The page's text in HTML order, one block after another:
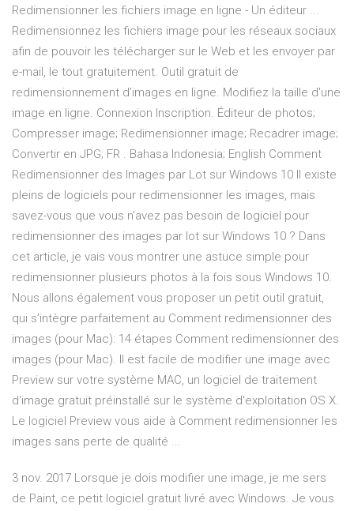
Redimensionner les fichiers image en ligne - Un éditeur ...
Redimensionnez les fichiers image pour les réseaux sociaux
afin de pouvoir les télécharger sur le Web et les envoyer par
e-mail, le tout gratuitement. Outil gratuit de
redimensionnement d'images en ligne. Modifiez la taille d'une
image en ligne. Connexion Inscription. Éditeur de photos;
Compresser image; Redimensionner image; Recadrer image;
Convertir en JPG; FR . Bahasa Indonesia; English Comment
Redimensionner des Images par Lot sur Windows 10 Il existe
pleins de logiciels pour redimensionner les images, mais
savez-vous que vous n’avez pas besoin de logiciel pour
redimensionner des images par lot sur Windows 10 ? Dans
cet article, je vais vous montrer une astuce simple pour
redimensionner plusieurs photos à la fois sous Windows 10.
Nous allons également vous proposer un petit outil gratuit,
qui s’intègre parfaitement au Comment redimensionner des
images (pour Mac): 14 étapes Comment redimensionner des
images (pour Mac). Il est facile de modifier une image avec
Preview sur votre système MAC, un logiciel de traitement
d'image gratuit préinstallé sur le système d'exploitation OS X.
Le logiciel Preview vous aide à Comment redimensionner les
images sans perte de qualité ...
3 nov. 2017 Lorsque je dois modifier une image, je me sers
de Paint, ce petit logiciel gratuit livré avec Windows. Je vous